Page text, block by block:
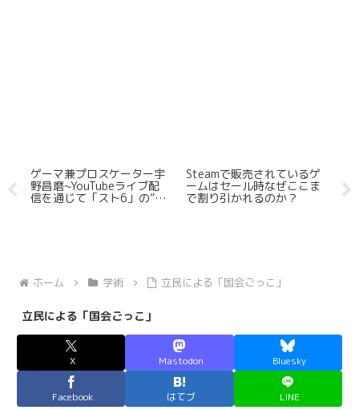
ゲーマ兼プロスケーター宇
野昌磨~YouTubeライブ配
信を通じて「スト6」の”興
Steamで販売されているゲ
ームはセール時なぜここま
で割り引かれるのか？
化
よ
ホーム 学術 立民による「国会ごっこ」
立民による「国会ごっこ」
X Mastodon Bluesky
Facebook はてブ LINE